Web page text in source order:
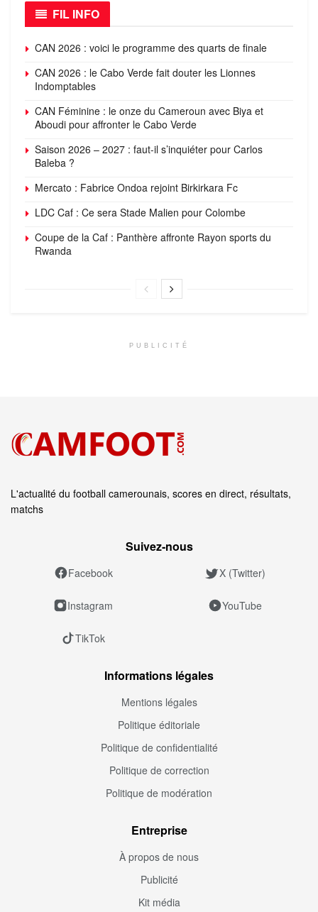
FIL INFO
CAN 2026 : voici le programme des quarts de finale
CAN 2026 : le Cabo Verde fait douter les Lionnes
Indomptables
CAN Féminine : le onze du Cameroun avec Biya et
Aboudi pour affronter le Cabo Verde
Saison 2026 – 2027 : faut-il s’inquiéter pour Carlos
Baleba ?
Mercato : Fabrice Ondoa rejoint Birkirkara Fc
LDC Caf : Ce sera Stade Malien pour Colombe
Coupe de la Caf : Panthère affronte Rayon sports du
Rwanda
PUBLICITÉ
L'actualité du football camerounais, scores en direct, résultats,
matchs
Suivez‑nous
Facebook X (Twitter)
Instagram YouTube
TikTok
Informations légales
Mentions légales
Politique éditoriale
Politique de confidentialité
Politique de correction
Politique de modération
Entreprise
À propos de nous
Publicité
Kit média